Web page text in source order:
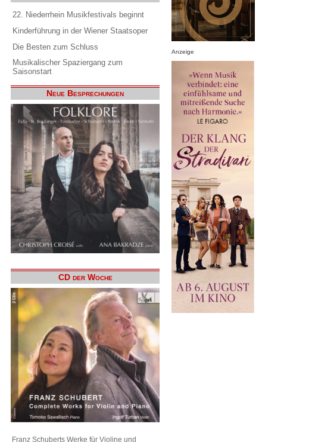
22. Niederrhein Musikfestivals beginnt
Kinderführung in der Wiener Staatsoper
Die Besten zum Schluss
Musikalischer Spaziergang zum
Saisonstart
Neue Besprechungen
CD der Woche
Franz Schuberts Werke für Violine und
Anzeige